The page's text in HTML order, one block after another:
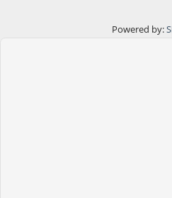
Powered by: